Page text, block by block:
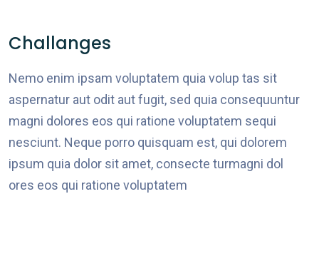
Challanges
Nemo enim ipsam voluptatem quia volup tas sit
aspernatur aut odit aut fugit, sed quia consequuntur
magni dolores eos qui ratione voluptatem sequi
nesciunt. Neque porro quisquam est, qui dolorem
ipsum quia dolor sit amet, consecte turmagni dol
ores eos qui ratione voluptatem